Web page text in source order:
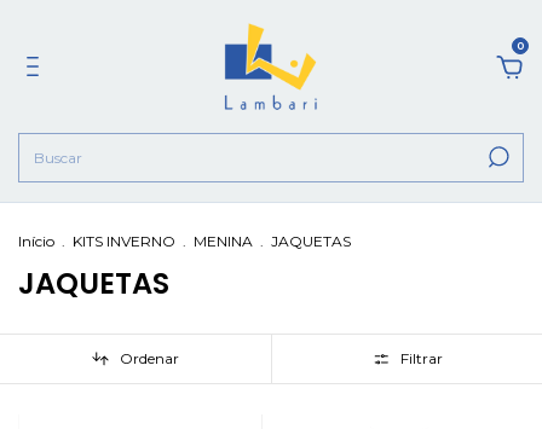
0
Início . KITS INVERNO . MENINA . JAQUETAS
JAQUETAS
Ordenar Filtrar